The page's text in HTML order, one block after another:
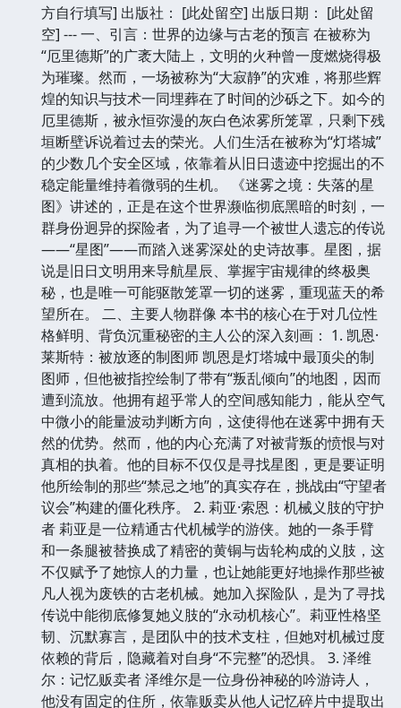
方自行填写] 出版社： [此处留空] 出版日期： [此处留
空] --- 一、引言：世界的边缘与古老的预言 在被称为
“厄里德斯”的广袤大陆上，文明的火种曾一度燃烧得极
为璀璨。然而，一场被称为“大寂静”的灾难，将那些辉
煌的知识与技术一同埋葬在了时间的沙砾之下。如今的
厄里德斯，被永恒弥漫的灰白色浓雾所笼罩，只剩下残
垣断壁诉说着过去的荣光。人们生活在被称为“灯塔城”
的少数几个安全区域，依靠着从旧日遗迹中挖掘出的不
稳定能量维持着微弱的生机。 《迷雾之境：失落的星
图》讲述的，正是在这个世界濒临彻底黑暗的时刻，一
群身份迥异的探险者，为了追寻一个被世人遗忘的传说
——“星图”——而踏入迷雾深处的史诗故事。星图，据
说是旧日文明用来导航星辰、掌握宇宙规律的终极奥
秘，也是唯一可能驱散笼罩一切的迷雾，重现蓝天的希
望所在。 二、主要人物群像 本书的核心在于对几位性
格鲜明、背负沉重秘密的主人公的深入刻画： 1. 凯恩·
莱斯特：被放逐的制图师 凯恩是灯塔城中最顶尖的制
图师，但他被指控绘制了带有“叛乱倾向”的地图，因而
遭到流放。他拥有超乎常人的空间感知能力，能从空气
中微小的能量波动判断方向，这使得他在迷雾中拥有天
然的优势。然而，他的内心充满了对被背叛的愤恨与对
真相的执着。他的目标不仅仅是寻找星图，更是要证明
他所绘制的那些“禁忌之地”的真实存在，挑战由“守望者
议会”构建的僵化秩序。 2. 莉亚·索恩：机械义肢的守护
者 莉亚是一位精通古代机械学的游侠。她的一条手臂
和一条腿被替换成了精密的黄铜与齿轮构成的义肢，这
不仅赋予了她惊人的力量，也让她能更好地操作那些被
凡人视为废铁的古老机械。她加入探险队，是为了寻找
传说中能彻底修复她义肢的“永动机核心”。莉亚性格坚
韧、沉默寡言，是团队中的技术支柱，但她对机械过度
依赖的背后，隐藏着对自身“不完整”的恐惧。 3. 泽维
尔：记忆贩卖者 泽维尔是一位身份神秘的吟游诗人，
他没有固定的住所，依靠贩卖从他人记忆碎片中提取出